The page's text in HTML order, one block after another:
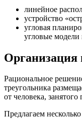
линейное
устройство
угловая
угловые модели
Организация
Рациональное
треугольника
от человека,
Предлагаем